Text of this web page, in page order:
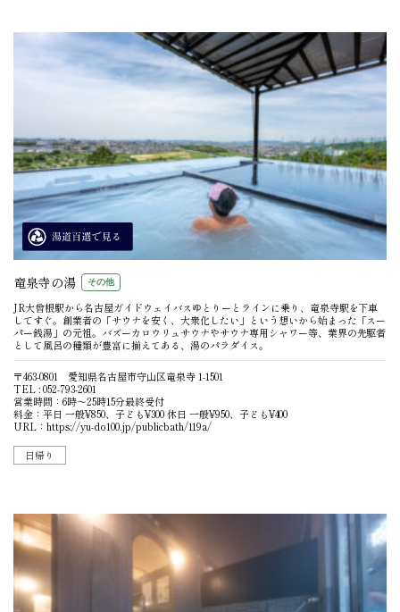
竜泉寺の湯 その他
JR大曾根駅から名古屋ガイドウェイバスゆとりーとラインに乗り、竜泉寺駅を下車
してすぐ。創業者の「サウナを安く、大衆化したい」という想いから始まった「スー
パー銭湯」の元祖。バズーカロウリュサウナやサウナ専用シャワー等、業界の先駆者
として風呂の種類が豊富に揃えてある、湯のパラダイス。
〒463-0801 愛知県名古屋市守山区竜泉寺 1-1501
TEL : 052-793-2601
営業時間：6時〜25時15分最終受付
料金：平日 一般¥850、子ども¥300 休日 一般¥950、子ども¥400
URL： https://yu-do100.jp/publicbath/119a/
日帰り